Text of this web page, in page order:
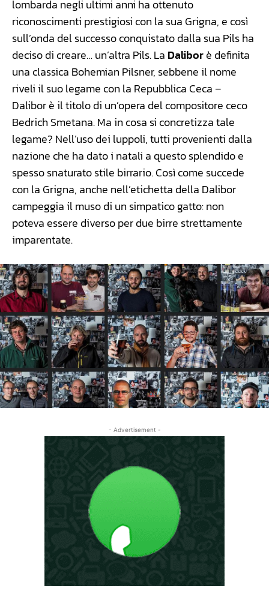
lombarda negli ultimi anni ha ottenuto
riconoscimenti prestigiosi con la sua Grigna, e così
sull’onda del successo conquistato dalla sua Pils ha
deciso di creare… un’altra Pils. La Daliborè definita
una classica Bohemian Pilsner, sebbene il nome
riveli il suo legame con la Repubblica Ceca –
Dalibor è il titolo di un’opera del compositore ceco
Bedrich Smetana. Ma in cosa si concretizza tale
legame? Nell’uso dei luppoli, tutti provenienti dalla
nazione che ha dato i natali a questo splendido e
spesso snaturato stile birrario. Così come succede
con la Grigna, anche nell’etichetta della Dalibor
campeggia il muso di un simpatico gatto: non
poteva essere diverso per due birre strettamente
imparentate.
- Advertisement -